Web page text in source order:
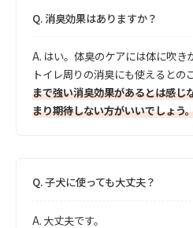
Q. 消臭効果はありますか？
A. はい。体臭のケアには体に吹き
トイレ周りの消臭にも使えるとの
まで強い消臭効果があるとは感じ
まり期待しない方がいいでしょう
Q.子犬に使っても大丈夫？
A. 大丈夫です。